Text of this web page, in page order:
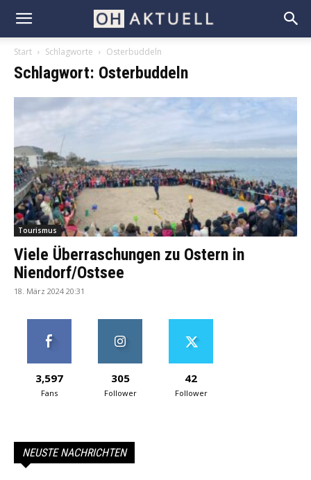
Start Schlagworte Osterbuddeln
Schlagwort: Osterbuddeln
Tourismus
Viele Überraschungen zu Ostern in
Niendorf/Ostsee
18. März 2024 20:31
3,597
Fans
305
Follower
42
Follower
NEUSTE NACHRICHTEN